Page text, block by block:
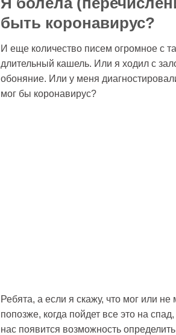
быть коронавирус?
И еще количество писем огромное с
длительный кашель. Или я ходил с
обоняние. Или у меня
мог бы коронавирус?
Ребята, а если я скажу, что мог или
попозже, когда пойдет все это на
нас появится возможность